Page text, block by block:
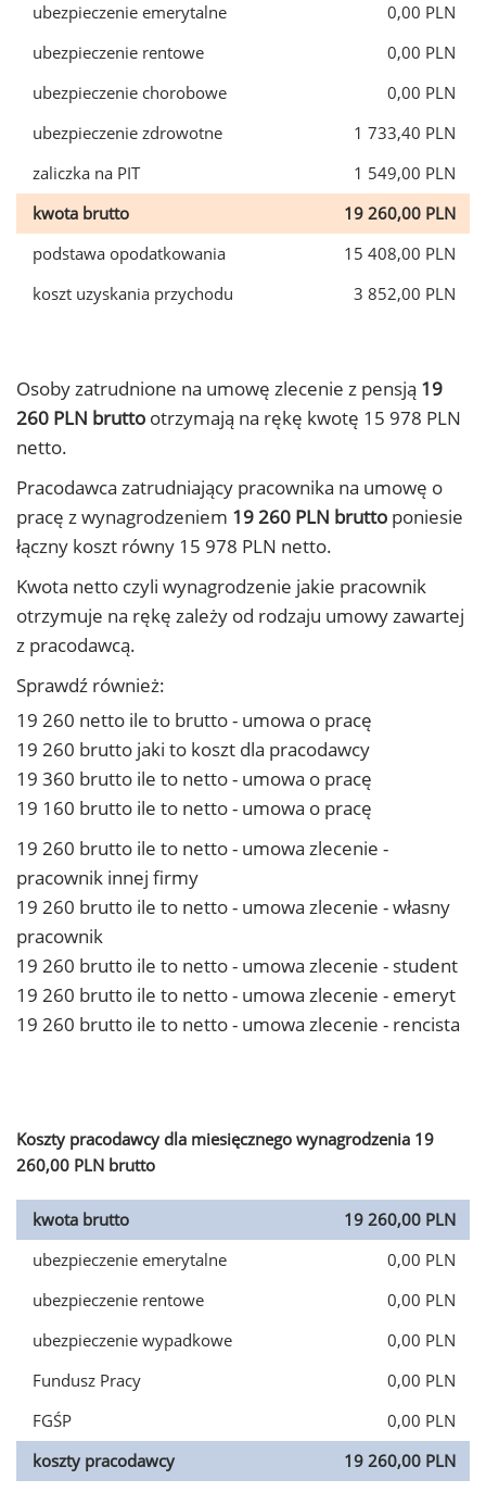
ubezpieczenie emerytalne
0,00 PLN
ubezpieczenie rentowe
0,00 PLN
ubezpieczenie chorobowe
0,00 PLN
ubezpieczenie zdrowotne
1 733,40 PLN
zaliczka na PIT
1 549,00 PLN
kwota brutto
19 260,00 PLN
podstawa opodatkowania
15 408,00 PLN
koszt uzyskania przychodu
3 852,00 PLN
Osoby zatrudnione na umowę zlecenie z pensją 19
260 PLN brutto otrzymają na rękę kwotę 15 978 PLN
netto.
Pracodawca zatrudniający pracownika na umowę o
pracę z wynagrodzeniem 19 260 PLN brutto poniesie
łączny koszt równy 15 978 PLN netto.
Kwota netto czyli wynagrodzenie jakie pracownik
otrzymuje na rękę zależy od rodzaju umowy zawartej
z pracodawcą.
Sprawdź również:
19 260 netto ile to brutto - umowa o pracę
19 260 brutto jaki to koszt dla pracodawcy
19 360 brutto ile to netto - umowa o pracę
19 160 brutto ile to netto - umowa o pracę
19 260 brutto ile to netto - umowa zlecenie -
pracownik innej firmy
19 260 brutto ile to netto - umowa zlecenie - własny
pracownik
19 260 brutto ile to netto - umowa zlecenie - student
19 260 brutto ile to netto - umowa zlecenie - emeryt
19 260 brutto ile to netto - umowa zlecenie - rencista
Koszty pracodawcy dla miesięcznego wynagrodzenia 19
260,00 PLN brutto
kwota brutto
19 260,00 PLN
ubezpieczenie emerytalne
0,00 PLN
ubezpieczenie rentowe
0,00 PLN
ubezpieczenie wypadkowe
0,00 PLN
Fundusz Pracy
0,00 PLN
FGŚP
0,00 PLN
koszty pracodawcy
19 260,00 PLN